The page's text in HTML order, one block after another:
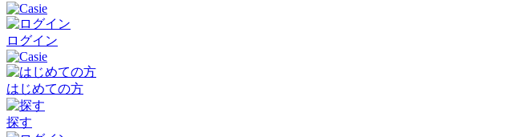
ログイン
はじめての方
探す